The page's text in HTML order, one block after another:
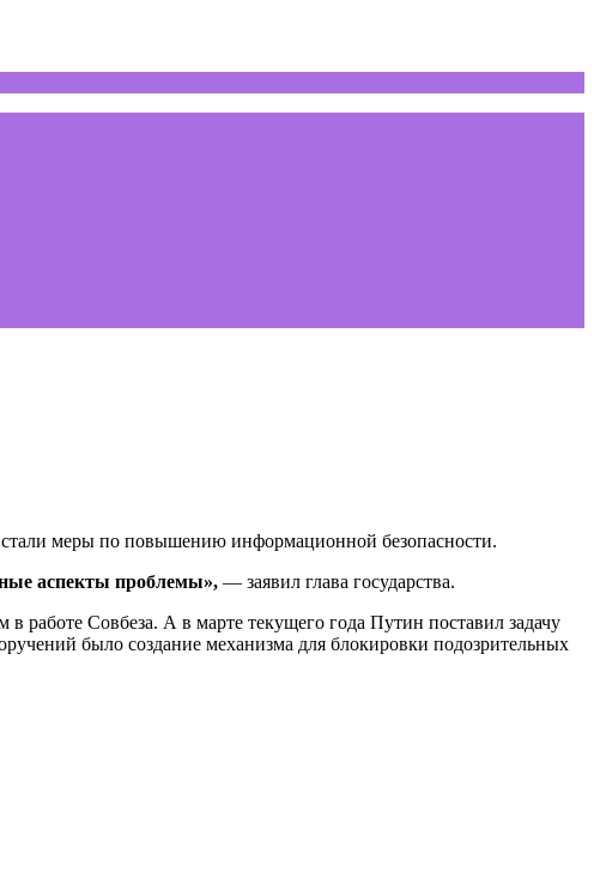
меры по повышению информационной безопасности.
аспекты проблемы», — заявил глава государства.
работе Совбеза. А в марте текущего года Путин поставил задачу
было создание механизма для блокировки подозрительных